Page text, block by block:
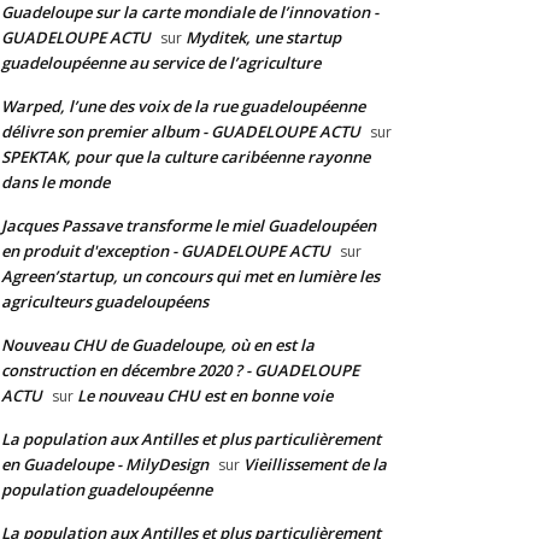
Guadeloupe sur la carte mondiale de l’innovation -
GUADELOUPE ACTU sur Myditek, une startup
guadeloupéenne au service de l’agriculture
Warped, l’une des voix de la rue guadeloupéenne
délivre son premier album - GUADELOUPE ACTU sur
SPEKTAK, pour que la culture caribéenne rayonne
dans le monde
Jacques Passave transforme le miel Guadeloupéen
en produit d'exception - GUADELOUPE ACTU sur
Agreen’startup, un concours qui met en lumière les
agriculteurs guadeloupéens
Nouveau CHU de Guadeloupe, où en est la
construction en décembre 2020 ? - GUADELOUPE
ACTU sur Le nouveau CHU est en bonne voie
La population aux Antilles et plus particulièrement
en Guadeloupe - MilyDesign sur Vieillissement de la
population guadeloupéenne
La population aux Antilles et plus particulièrement